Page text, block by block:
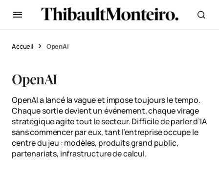
Accueil OpenAI
OpenAI
OpenAI a lancé la vague et impose toujours le tempo.
Chaque sortie devient un événement, chaque virage
stratégique agite tout le secteur. Difficile de parler d’IA
sans commencer par eux, tant l’entreprise occupe le
centre du jeu : modèles, produits grand public,
partenariats, infrastructure de calcul.